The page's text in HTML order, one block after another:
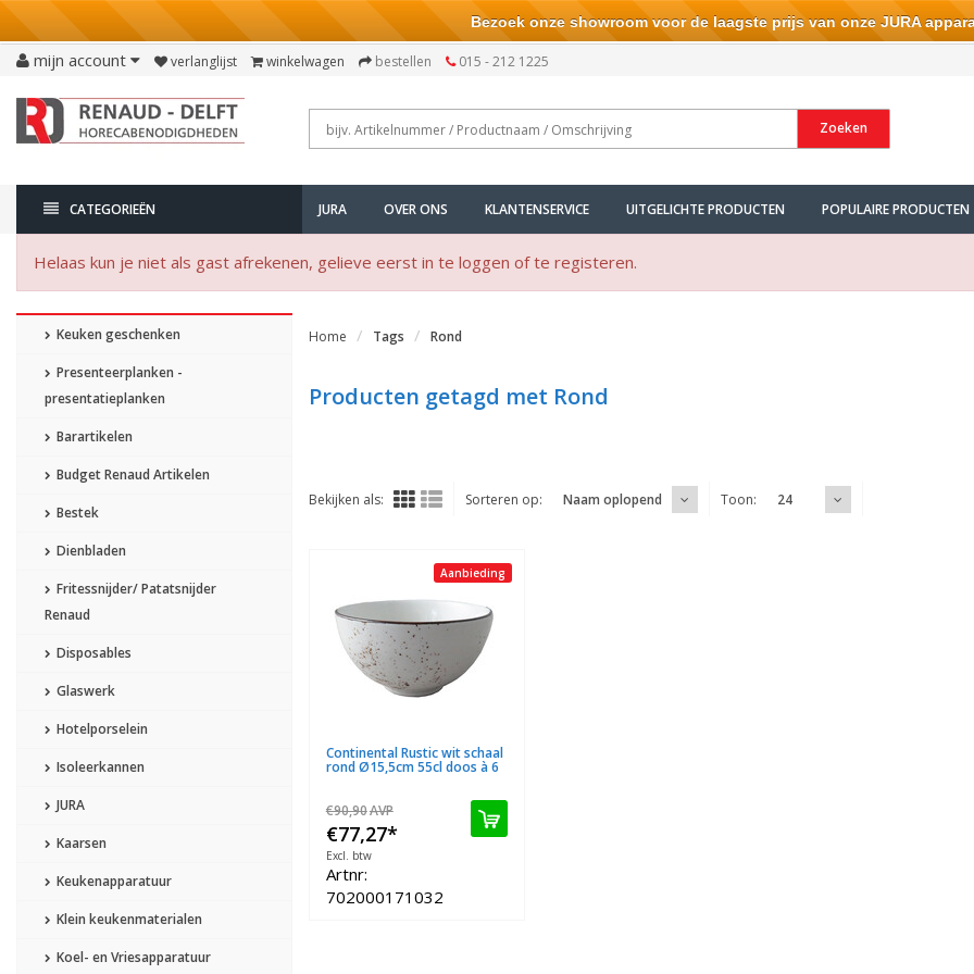
mijn account verlanglijst winkelwagen bestellen 015 - 212 1225
Zoeken
CATEGORIEËN JURA OVER ONS KLANTENSERVICE UITGELICHTE PRODUCTEN POPULAIRE PRODUCTEN
Helaas kun je niet als gast afrekenen, gelieve eerst in te loggen of te registeren.
Keuken geschenken
Presenteerplanken -
presentatieplanken
Barartikelen
Budget Renaud Artikelen
Bestek
Dienbladen
Fritessnijder/ Patatsnijder
Renaud
Disposables
Glaswerk
Hotelporselein
Isoleerkannen
JURA
Kaarsen
Keukenapparatuur
Klein keukenmaterialen
Koel- en Vriesapparatuur
Home Tags Rond
Producten getagd met Rond
Bekijken als: Sorteren op: Naam oplopend Toon: 24
Aanbieding
Continental Rustic wit schaal
rond Ø15,5cm 55cl doos à 6
€90,90AVP
€77,27*
Excl. btw
Artnr:
702000171032
Bezoek onze showroom voor de laagste prijs van onze JURA